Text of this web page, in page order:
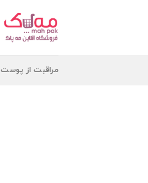
مراقبت از پوست